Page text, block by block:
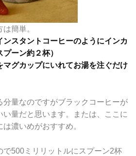
簡単。
ンスタントコーヒーのようにインカ
ーン約２杯）
マグカップにいれてお湯を注ぐだけ
分量なのですがブラックコーヒーが
量だと思います。または、ここに
濃いめがおすすめ。
で500ミリリットルにスプーン2杯